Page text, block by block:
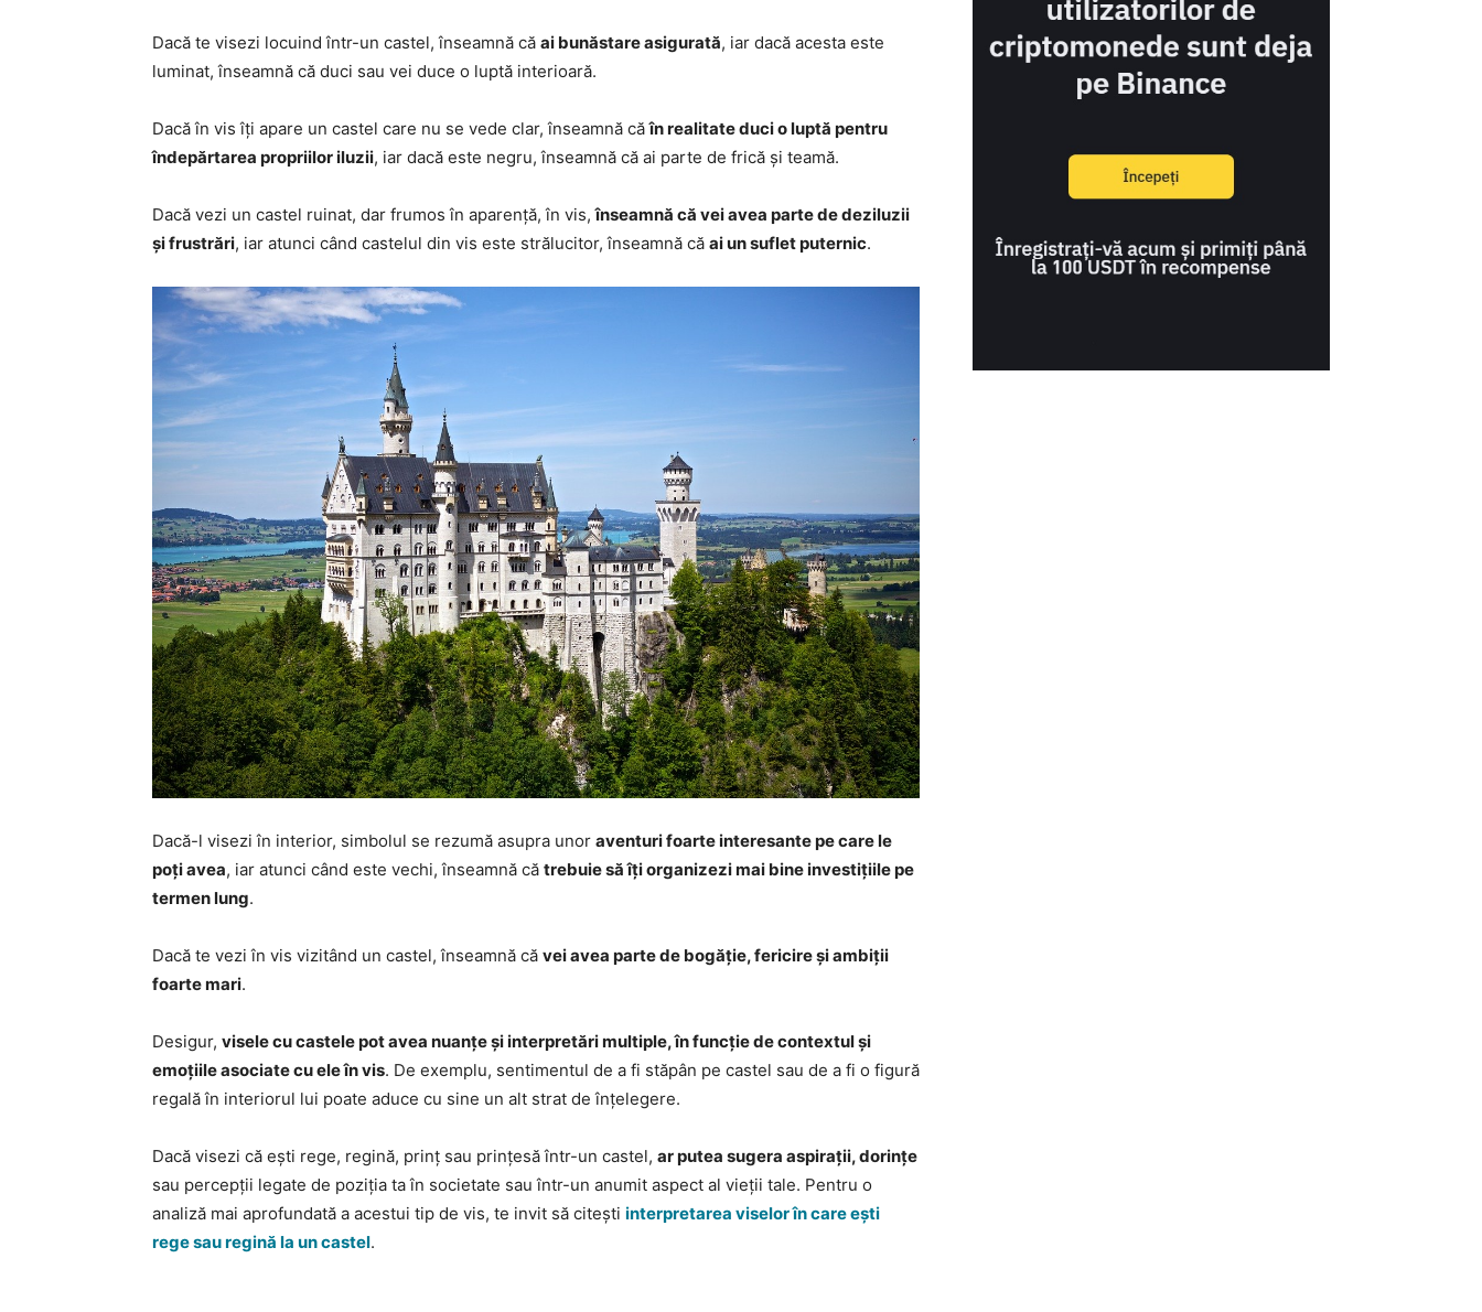
Dacă te visezi locuind într-un castel, înseamnă că ai bunăstare asigurată, iar dacă acesta este
luminat, înseamnă că duci sau vei duce o luptă interioară.
Dacă în vis îți apare un castel care nu se vede clar, înseamnă căîn realitate duci o luptă pentru
îndepărtarea propriilor iluzii, iar dacă este negru, înseamnă că ai parte de frică și teamă.
Dacă vezi un castel ruinat, dar frumos în aparență, în vis,înseamnă că vei avea parte de deziluzii
și frustrări, iar atunci când castelul din vis este strălucitor, înseamnă că ai un suflet puternic.
Dacă-l visezi în interior, simbolul se rezumă asupra unor aventuri foarte interesante pe care le
poți avea, iar atunci când este vechi, înseamnă că trebuie să îți organizezi mai bine investițiile pe
termen lung.
Dacă te vezi în vis vizitând un castel, înseamnă că vei avea parte de bogăție, fericire și ambiții
foarte mari.
Desigur, visele cu castele pot avea nuanțe și interpretări multiple, în funcție de contextul și
emoțiile asociate cu ele în vis. De exemplu, sentimentul de a fi stăpân pe castel sau de a fi o figură
regală în interiorul lui poate aduce cu sine un alt strat de înțelegere.
Dacă visezi că ești rege, regină, prinț sau prințesă într-un castel, ar putea sugera aspirații, dorințe
sau percepții legate de poziția ta în societate sau într-un anumit aspect al vieții tale. Pentru o
analiză mai aprofundată a acestui tip de vis, te invit să citești interpretarea viselor în care ești
rege sau regină la un castel.